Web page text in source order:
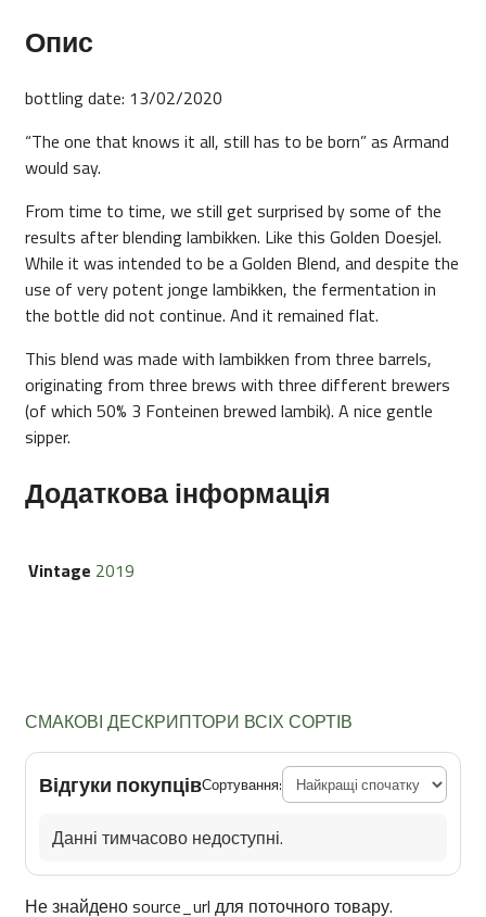
Опис
bottling date: 13/02/2020
“The one that knows it all, still has to be born” as Armand
would say.
From time to time, we still get surprised by some of the
results after blending lambikken. Like this Golden Doesjel.
While it was intended to be a Golden Blend, and despite the
use of very potent jonge lambikken, the fermentation in
the bottle did not continue. And it remained flat.
This blend was made with lambikken from three barrels,
originating from three brews with three different brewers
(of which 50% 3 Fonteinen brewed lambik). A nice gentle
sipper.
Додаткова інформація
Vintage 2019
СМАКОВІ ДЕСКРИПТОРИ ВСІХ СОРТІВ
Відгуки покупцівСортування:
Данні тимчасово недоступні.
Не знайдено source_url для поточного товару.